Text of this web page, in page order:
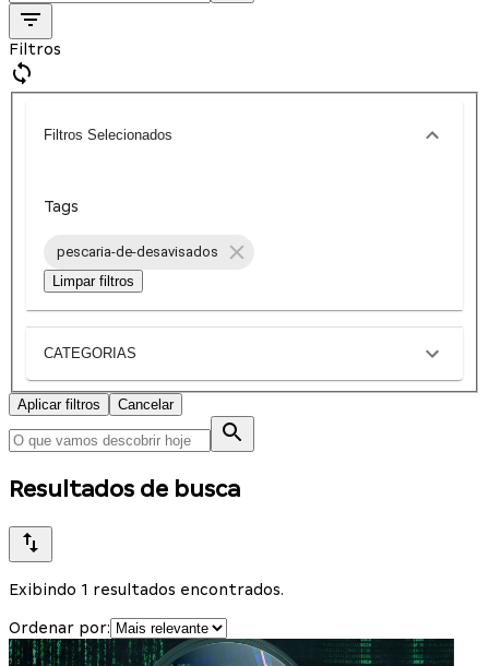
Filtros
Filtros Selecionados
Tags
pescaria-de-desavisados
Limpar filtros
CATEGORIAS
Aplicar filtros Cancelar
Resultados de busca
Exibindo 1 resultados encontrados.
Ordenar por: